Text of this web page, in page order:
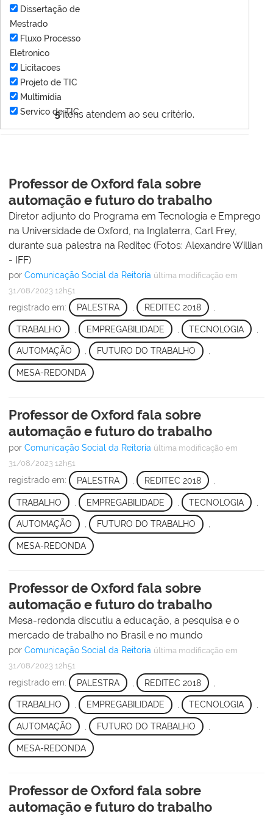
5itens atendem ao seu critério.
Dissertação de
Mestrado
Fluxo Processo
Eletronico
Licitacoes
Projeto de TIC
Multimídia
Servico de TIC
Professor de Oxford fala sobre
automação e futuro do trabalho
Diretor adjunto do Programa em Tecnologia e Emprego
na Universidade de Oxford, na Inglaterra, Carl Frey,
durante sua palestra na Reditec (Fotos: Alexandre Willian
- IFF)
por Comunicação Social da Reitoria última modificação em
31/08/2023 12h51
registrado em: PALESTRA REDITEC 2018
TRABALHO EMPREGABILIDADE TECNOLOGIA
AUTOMAÇÃO , FUTURO DO TRABALHO ,
MESA-REDONDA
Professor de Oxford fala sobre
automação e futuro do trabalho
por Comunicação Social da Reitoria última modificação em
31/08/2023 12h51
registrado em: PALESTRA REDITEC 2018
TRABALHO EMPREGABILIDADE TECNOLOGIA
AUTOMAÇÃO , FUTURO DO TRABALHO ,
MESA-REDONDA
Professor de Oxford fala sobre
automação e futuro do trabalho
Mesa-redonda discutiu a educação, a pesquisa e o
mercado de trabalho no Brasil e no mundo
por Comunicação Social da Reitoria última modificação em
31/08/2023 12h51
registrado em: PALESTRA REDITEC 2018
TRABALHO , EMPREGABILIDADE , TECNOLOGIA ,
AUTOMAÇÃO FUTURO DO TRABALHO
MESA-REDONDA
Professor de Oxford fala sobre
automação e futuro do trabalho